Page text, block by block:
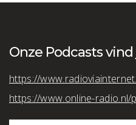
Onze Podcasts
https://
https://www.online-radio.nl/